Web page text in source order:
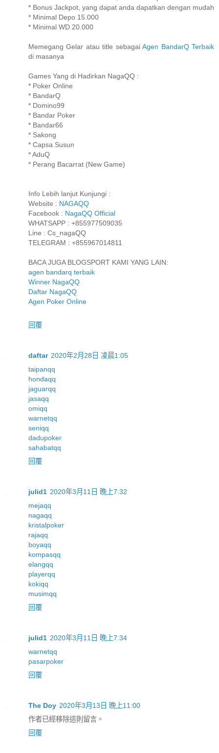
* Bonus Jackpot, yang dapat anda dapatkan dengan mudah
* Minimal Depo 15.000
* Minimal WD 20.000
Memegang Gelar atau title sebagaiAgen BandarQ Terbaik
di masanya
Games Yang di Hadirkan NagaQQ :
* Poker Online
* BandarQ
* Domino99
* Bandar Poker
* Bandar66
* Sakong
* Capsa Susun
* AduQ
* Perang Bacarrat (New Game)
Info Lebih lanjut Kunjungi :
Website : NAGAQQ
Facebook : NagaQQ Official
WHATSAPP : +855977509035
Line : Cs_nagaQQ
TELEGRAM : +855967014811
BACA JUGA BLOGSPORT KAMI YANG LAIN:
agen bandarq terbaik
Winner NagaQQ
Daftar NagaQQ
Agen Poker Online
回覆
daftar 2020年2月28日 凌晨1:05
taipanqq
hondaqq
jaguarqq
jasaqq
omiqq
warnetqq
seniqq
dadupoker
sahabatqq
回覆
julid1 2020年3月11日 晚上7:32
mejaqq
nagaqq
kristalpoker
rajaqq
boyaqq
kompasqq
elangqq
playerqq
kokiqq
musimqq
回覆
julid1 2020年3月11日 晚上7:34
warnetqq
pasarpoker
回覆
The Doy 2020年3月13日 晚上11:00
作者已經移除這則留言。
回覆